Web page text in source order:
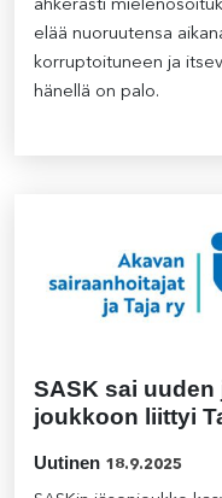
ahkerasti
elää nuoruutensa
korruptoituneen ja
hänellä on palo.
SASK sai
joukkoon liittyi
Uutinen 18.9.2025